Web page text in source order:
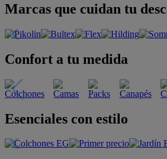
Marcas que cuidan tu
Confort a tu medida
Esenciales con estilo